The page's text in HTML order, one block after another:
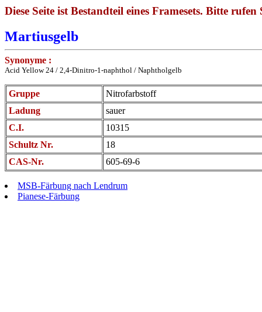
Diese Seite ist Bestandteil eines Framesets. Bitte rufen
Martiusgelb
Synonyme :
Acid Yellow 24 / 2,4-Dinitro-1-naphthol / Naphtholgelb
Gruppe
Nitrofarbstoff
Ladung
sauer
C.I.
10315
Schultz Nr.
18
CAS-Nr.
605-69-6
MSB-Färbung nach Lendrum
Pianese-Färbung